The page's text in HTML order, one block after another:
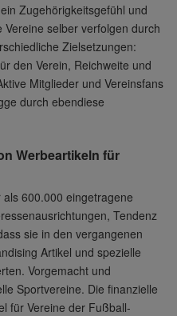
Zugehörigkeitsgefühl und
selber verfolgen durch
Zielsetzungen:
den Verein, Reichweite und
Mitglieder und Vereinsfans
durch ebendiese
Werbeartikeln für
600.000 eingetragene
Tendenz
sie in den vergangenen
Artikel und spezielle
Vorgemacht und
Sportvereine. Die finanzielle
für Vereine der Fußball-